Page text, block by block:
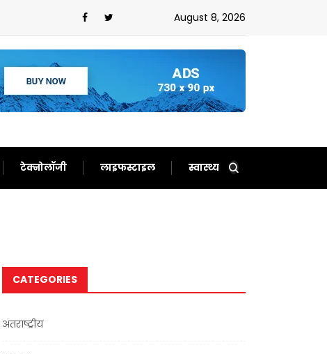
दिया बेचारा August 8, 2026
टेक्नोलॉजी लाइफस्टाइल स्वास्थ्य
CATEGORIES
अंतराष्ट्रीय